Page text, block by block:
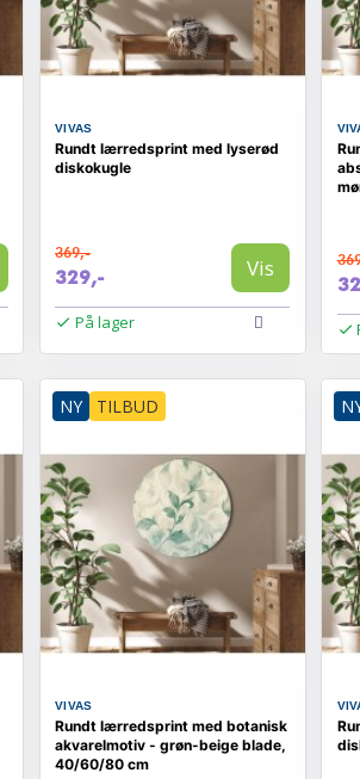
VIVAS
Rundt lærredsprint med lyserød
diskokugle
369,-
329,- Vis
På lager
NY TILBUD
VIVAS
Rundt lærredsprint med botanisk
akvarelmotiv - grøn-beige blade,
40/60/80 cm